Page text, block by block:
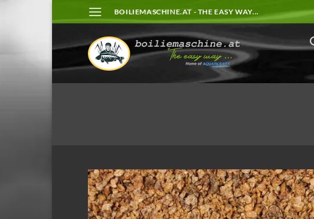
Inhalt
BOILIEMASCHINE.AT - THE EASY WAY...